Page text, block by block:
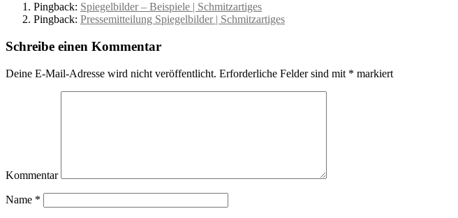
Pingback: Spiegelbilder – Beispiele | Schmitzartiges
Pingback: Pressemitteilung Spiegelbilder | Schmitzartiges
Schreibe einen Kommentar
Deine E-Mail-Adresse wird nicht veröffentlicht. Erforderliche Felder sind mit * markiert
Kommentar
Name *